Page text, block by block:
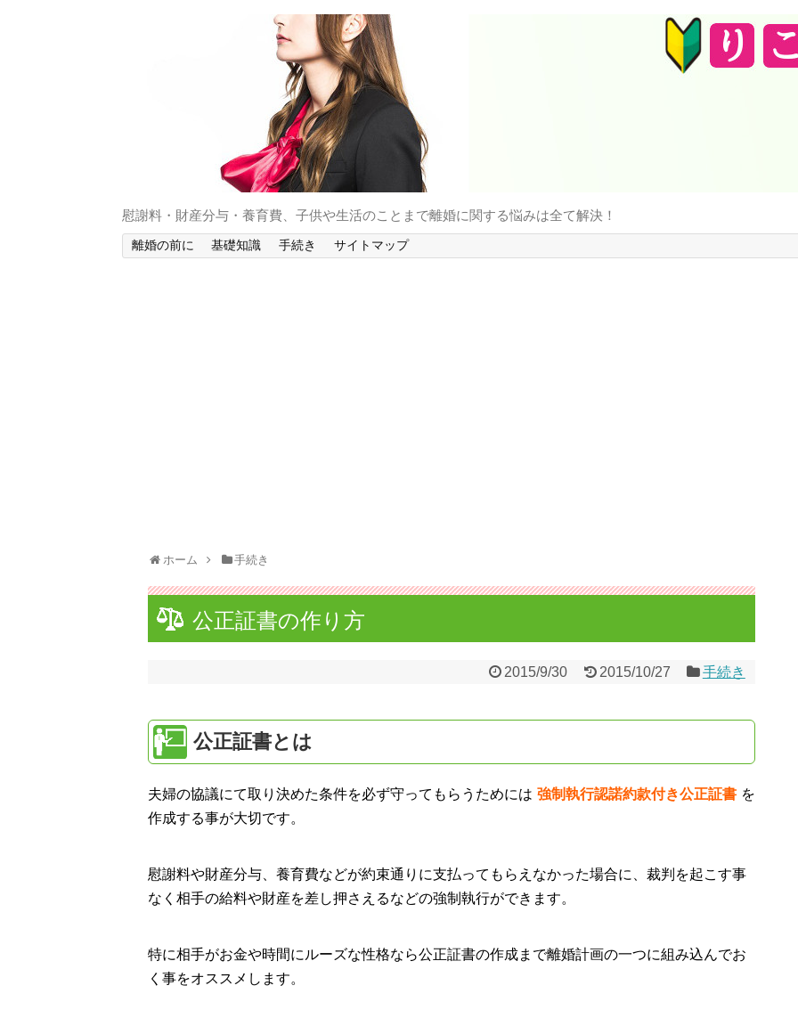
慰謝料・財産分与・養育費、子供や生活のことまで離婚に関する悩みは全て解決！
離婚の前に 基礎知識 手続き サイトマップ
ホーム 手続き
公正証書の作り方
2015/9/30 2015/10/27 手続き
公正証書とは
夫婦の協議にて取り決めた条件を必ず守ってもらうためには 強制執行認諾約款付き公正証書 を
作成する事が大切です。
慰謝料や財産分与、養育費などが約束通りに支払ってもらえなかった場合に、裁判を起こす事
なく相手の給料や財産を差し押さえるなどの強制執行ができます。
特に相手がお金や時間にルーズな性格なら公正証書の作成まで離婚計画の一つに組み込んでお
く事をオススメします。